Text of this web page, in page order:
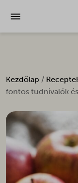
Kezdőlap /
fontos tudnivalók